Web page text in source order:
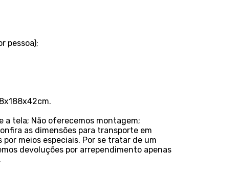
pessoa);
a tela; Não oferecemos montagem;
as dimensões para transporte em
meios especiais. Por se tratar de um
devoluções por arrependimento apenas